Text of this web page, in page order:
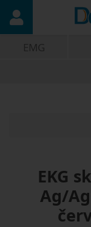
EMG
EKG
Ag/